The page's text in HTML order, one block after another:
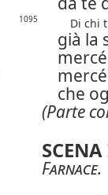
1095 Di chi
già la
che
(Parte
Farnace.